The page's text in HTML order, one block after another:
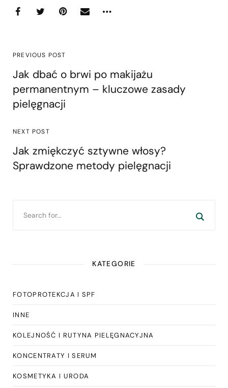
PREVIOUS POST
Jak dbać o brwi po makijażu
permanentnym – kluczowe zasady
pielęgnacji
NEXT POST
Jak zmiękczyć sztywne włosy?
Sprawdzone metody pielęgnacji
KATEGORIE
FOTOPROTEKCJA I SPF
INNE
KOLEJNOŚĆ I RUTYNA PIELĘGNACYJNA
KONCENTRATY I SERUM
KOSMETYKA I URODA